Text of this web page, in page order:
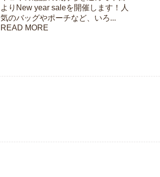
よりNew year saleを開催します！人
気のバッグやポーチなど、いろ...
READ MORE